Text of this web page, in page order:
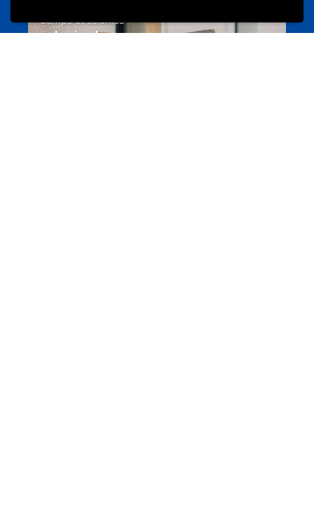
Camps et colonies
colonies.lu